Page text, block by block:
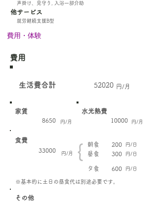
声掛け、見守り, 入浴一部介助
他サービス
就労継続支援B型
費用・体験
費用
​生活費合計 52020 円/月
家賃
8650 円/月
水光熱費
10000 円/月
食費
33000 {
円/月
朝食
昼食
夕食
200
300
600
円/日
円/日
円/日
​※基本的に土日の昼食代は別途必要です。
その他